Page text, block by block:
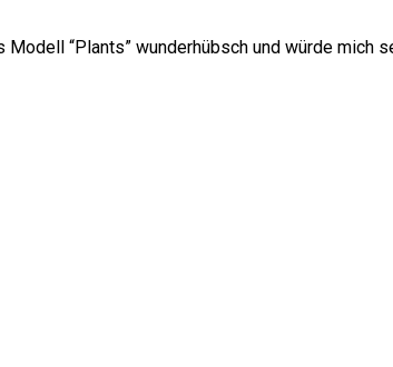
“Plants” wunderhübsch und würde mich